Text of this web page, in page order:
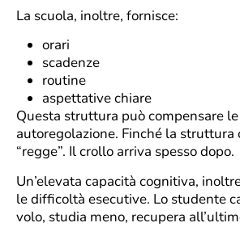
La scuola, inoltre, fornisce:
orari
scadenze
routine
aspettative chiare
Questa struttura può compensare
autoregolazione. Finché la struttura
“regge”. Il crollo arriva spesso dopo.
Un’elevata capacità cognitiva,
le difficoltà esecutive. Lo studente
volo, studia meno, recupera